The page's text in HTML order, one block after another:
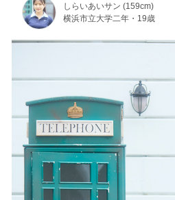
しらいあいサン (159cm)
横浜市立大学二年・19歳